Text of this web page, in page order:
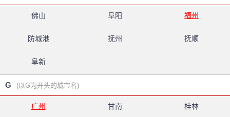
佛山 阜阳 福州
防城港 抚州 抚顺
阜新
G (以G为开头的城市名)
广州 甘南 桂林